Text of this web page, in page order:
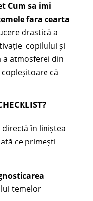
Cum sa imi
fara cearta
drastică a
copilului și
atmosferei din
că
directă în liniștea
ce primești
temelor